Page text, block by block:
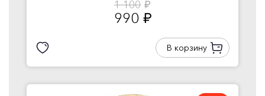
1 100 руб.
990 руб.
В корзину